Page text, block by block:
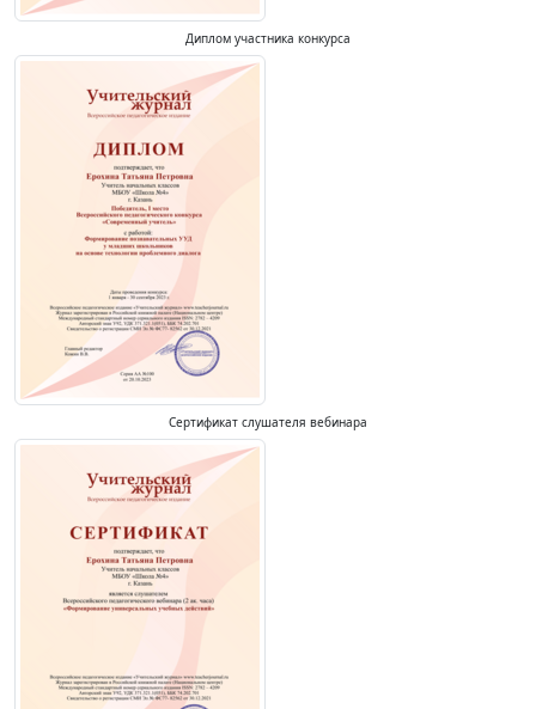
Диплом участника конкурса
Сертификат слушателя вебинара